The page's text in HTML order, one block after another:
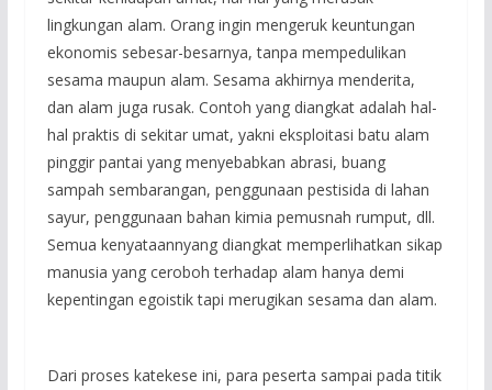
lingkungan alam. Orang ingin mengeruk keuntungan
ekonomis sebesar-besarnya, tanpa mempedulikan
sesama maupun alam. Sesama akhirnya menderita,
dan alam juga rusak. Contoh yang diangkat adalah hal-
hal praktis di sekitar umat, yakni eksploitasi batu alam
pinggir pantai yang menyebabkan abrasi, buang
sampah sembarangan, penggunaan pestisida di lahan
sayur, penggunaan bahan kimia pemusnah rumput, dll.
Semua kenyataannyang diangkat memperlihatkan sikap
manusia yang ceroboh terhadap alam hanya demi
kepentingan egoistik tapi merugikan sesama dan alam.
Dari proses katekese ini, para peserta sampai pada titik